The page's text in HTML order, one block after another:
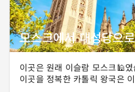
모스크에서 대성당으
이곳은 원래 이슬람 모스크🕌
이곳을 정복한 카톨릭 왕국은